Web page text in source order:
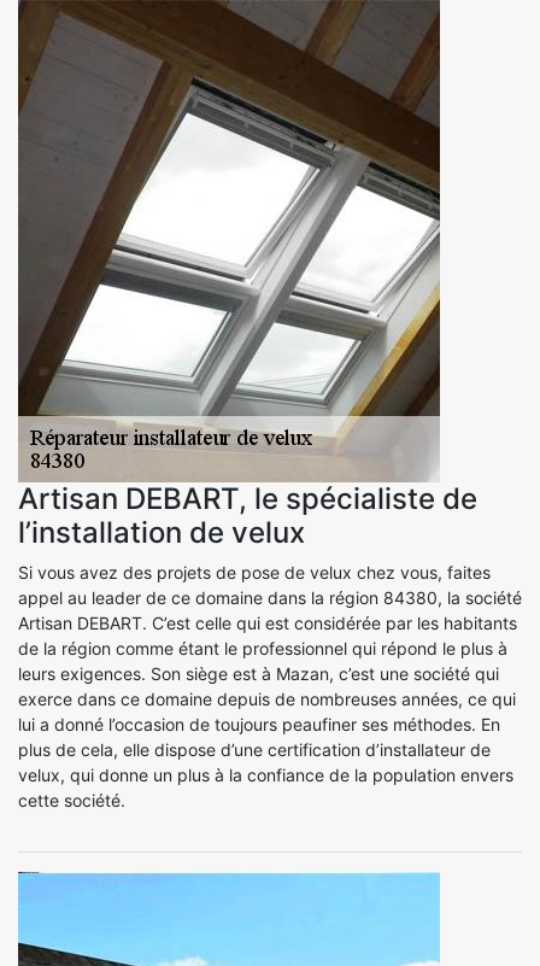
Artisan DEBART, le spécialiste de
l’installation de velux
Si vous avez des projets de pose de velux chez vous, faites
appel au leader de ce domaine dans la région 84380, la société
Artisan DEBART. C’est celle qui est considérée par les habitants
de la région comme étant le professionnel qui répond le plus à
leurs exigences. Son siège est à Mazan, c’est une société qui
exerce dans ce domaine depuis de nombreuses années, ce qui
lui a donné l’occasion de toujours peaufiner ses méthodes. En
plus de cela, elle dispose d’une certification d’installateur de
velux, qui donne un plus à la confiance de la population envers
cette société.